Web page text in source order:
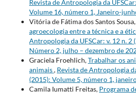
Revista de Antropologia da
Volume 16, número 1, Janeiro-
Vitória de Fátima dos Santos
agroecologia entre a técnica e a
Antropologia da UFSCar: v. 12 n. 2
Número 2, julho – dezembro de
Graciela Froehlich,Trabalhar os
animais, Revista de Antropologia
(2015): Volume 5, número 1,
Camila Iumatti Freitas, Programa